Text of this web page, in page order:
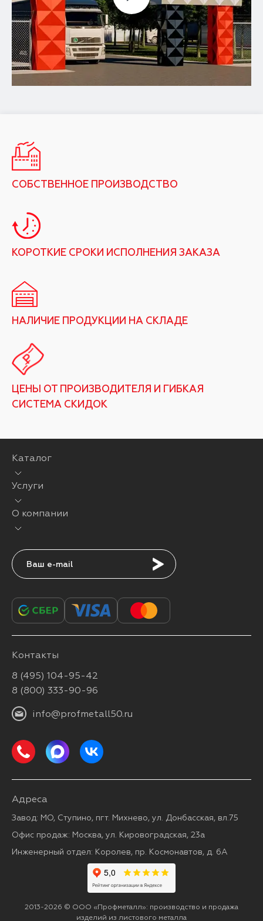
СОБСТВЕННОЕ ПРОИЗВОДСТВО
КОРОТКИЕ СРОКИ ИСПОЛНЕНИЯ ЗАКАЗА
НАЛИЧИЕ ПРОДУКЦИИ НА СКЛАДЕ
ЦЕНЫ ОТ ПРОИЗВОДИТЕЛЯ И ГИБКАЯ
СИСТЕМА СКИДОК
Каталог
Услуги
О компании
Подписаться
Контакты
8 (495) 104-95-42
8 (800) 333-90-96
info@profmetall50.ru
Адреса
Завод: МО, Ступино, пгт. Михнево, ул. Донбасская, вл.75
Офис продаж: Москва, ул. Кировоградская, 23а
Инженерный отдел: Королев, пр. Космонавтов, д. 6А
2013-2026 © ООО «Профметалл»: производство и продажа
изделий из листового металла